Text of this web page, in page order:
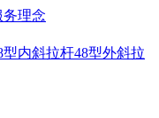
务理念
型内斜拉杆48型外斜拉